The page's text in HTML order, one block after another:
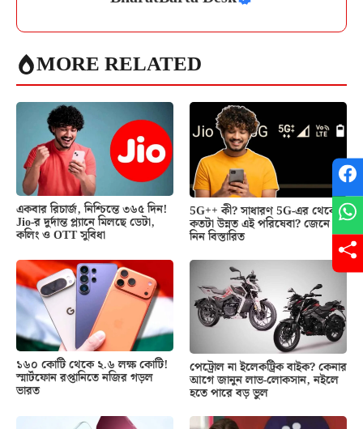
MORE RELATED
একবার রিচার্জ, নিশ্চিন্তে ৩৬৫ দিন!
Jio-র দুর্দান্ত প্ল্যানে মিলছে ডেটা,
কলিং ও OTT সুবিধা
5G++ কী? সাধারণ 5G-এর থেকে
কতটা উন্নত এই পরিষেবা? জেনে
নিন বিস্তারিত
১৬০ কোটি থেকে ২.৬ লক্ষ কোটি!
স্মার্টফোন রপ্তানিতে নজির গড়ল
ভারত
পেট্রোল না ইলেকট্রিক বাইক? কেনার
আগে জানুন লাভ-লোকসান, নইলে
হতে পারে বড় ভুল